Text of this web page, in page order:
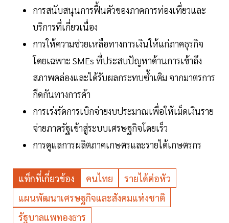
การสนับสนุนการฟื้นตัวของภาคการท่องเที่ยวและ
บริการที่เกี่ยวเนื่อง
การให้ความช่วยเหลือทางการเงินให้แก่ภาคธุรกิจ
โดยเฉพาะ SMEs ที่ประสบปัญหาด้านการเข้าถึง
สภาพคล่องและได้รับผลกระทบซ้ำเติม จากมาตรการ
กีดกันทางการค้า
การเร่งรัดการเบิกจ่ายงบประมาณเพื่อให้เม็ดเงินราย
จ่ายภาครัฐเข้าสู่ระบบเศรษฐกิจโดยเร็ว
การดูแลการผลิตภาคเกษตรและรายได้เกษตรกร
แท็กที่เกี่ยวข้อง คนไทย
รายได้ต่อหัว
แผนพัฒนาเศรษฐกิจและสังคมแห่งชาติ
รัฐบาลแพทองธาร